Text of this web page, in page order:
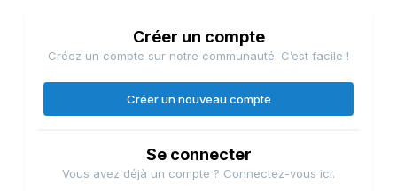
Import Tax
2015, which means buyers of the cars are subject to
Créer un compte
Créez un compte sur notre communauté. C’est facile !
Créer un nouveau compte
Se connecter
Vous avez déjà un compte ? Connectez-vous ici.